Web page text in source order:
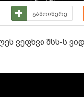
გამოიწერე
ვეფხვი შსს-ს